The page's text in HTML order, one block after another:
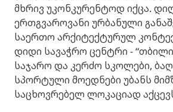
მხრივ უკონკურენტოდ იქცა.
ერთგვაროვანი ურბანული
საერთო არქიტექტურულ
დიდი სავაჭრო ცენტრი -
საჯარო და კერძო სკოლები,
სპორტული მოედნები უბანს
საცხოვრებელ ლოკაციად